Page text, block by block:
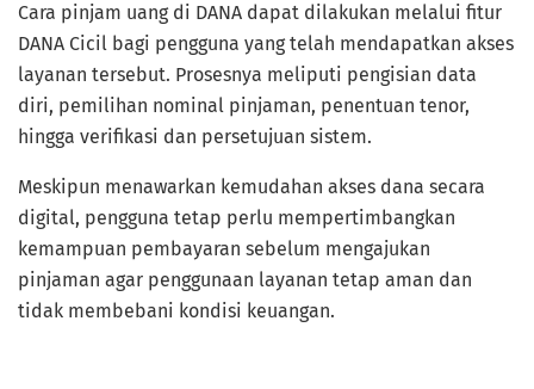
Cara pinjam uang di DANA dapat dilakukan melalui fitur
DANA Cicil bagi pengguna yang telah mendapatkan akses
layanan tersebut. Prosesnya meliputi pengisian data
diri, pemilihan nominal pinjaman, penentuan tenor,
hingga verifikasi dan persetujuan sistem.
Meskipun menawarkan kemudahan akses dana secara
digital, pengguna tetap perlu mempertimbangkan
kemampuan pembayaran sebelum mengajukan
pinjaman agar penggunaan layanan tetap aman dan
tidak membebani kondisi keuangan.